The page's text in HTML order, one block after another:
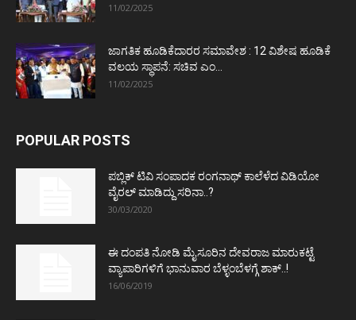
11/02/2025
ಜಾಗತಿಕ ಹೂಡಿಕೆದಾರರ ಸಮಾವೇಶ : 12 ವಿಶೇಷ ಹೂಡಿಕೆ
ವಲಯ ಸ್ಥಾಪನೆ: ಸಚಿವ ಎಂ...
11/02/2025
POPULAR POSTS
ಪಬ್ಲಿಕ್ ಟಿವಿ ಸಂಪಾದಕ ರಂಗನಾಥ್ ಕಾಲೆಳೆದ ವಿಡಿಯೋ
ವೈರಲ್ ಮಾಡಿದ್ದು ಸರಿನಾ..?
30/03/2020
ಈ ದಂಪತಿ ನೋಡಿ ಮೈಸೂರಿನ ದೇವರಾಜ ಮಾರುಕಟ್ಟೆ
ವ್ಯಾಪಾರಿಗಳಿಗೆ ಭಾನುವಾರ ಬೆಳ್ಳಂಬೆಳಗ್ಗೆ ಶಾಕ್..!
16/06/2019